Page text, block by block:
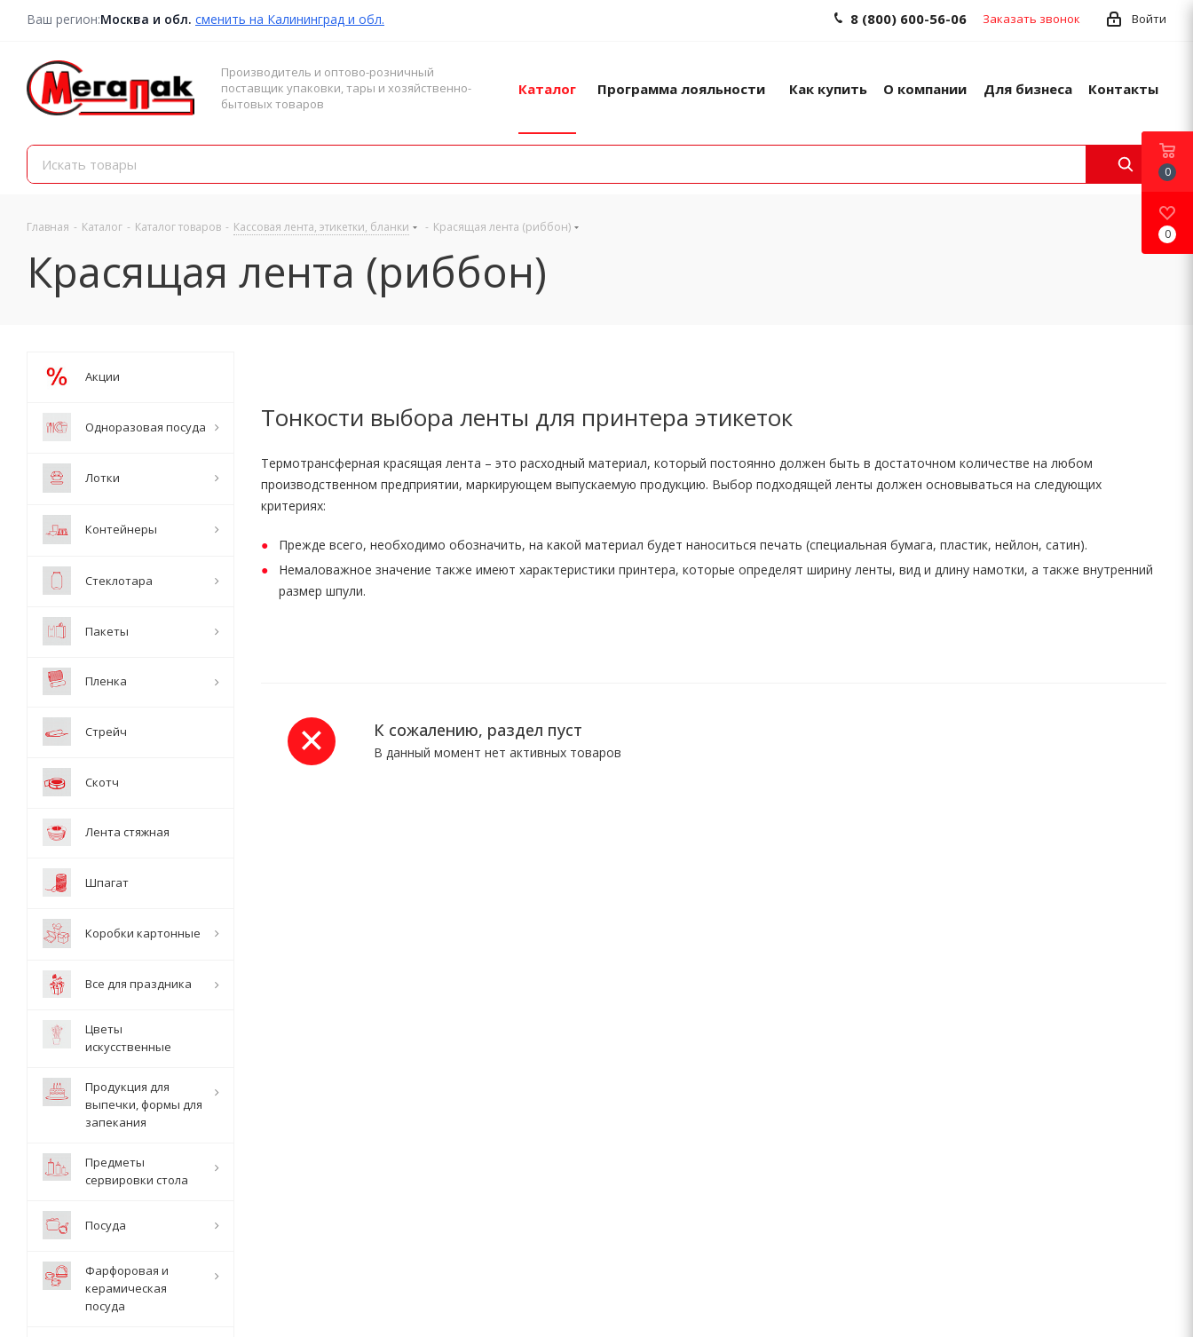
Ваш регион:Москва и обл. сменить на Калининград и обл. Войти
8 (800) 600-56-06 Заказать звонок
Производитель и оптово-розничный
поставщик упаковки, тары и хозяйственно-
бытовых товаров
Каталог Программа лояльности Как купить О компании Для бизнеса Контакты
Главная - Каталог - Каталог товаров - Кассовая лента, этикетки, бланки - Красящая лента (риббон)
Красящая лента (риббон)
Тонкости выбора ленты для принтера этикеток
Термотрансферная красящая лента – это расходный материал, который постоянно должен быть в достаточном количестве на любом
производственном предприятии, маркирующем выпускаемую продукцию. Выбор подходящей ленты должен основываться на следующих
критериях:
Прежде всего, необходимо обозначить, на какой материал будет наноситься печать (специальная бумага, пластик, нейлон, сатин).
Немаловажное значение также имеют характеристики принтера, которые определят ширину ленты, вид и длину намотки, а также внутренний
размер шпули.
К сожалению, раздел пуст
В данный момент нет активных товаров
Акции
Одноразовая посуда
Лотки
Контейнеры
Стеклотара
Пакеты
Пленка
Стрейч
Скотч
Лента стяжная
Шпагат
Коробки картонные
Все для праздника
Цветы
искусственные
Продукция для
выпечки, формы для
запекания
Предметы
сервировки стола
Посуда
Фарфоровая и
керамическая
посуда
0
0